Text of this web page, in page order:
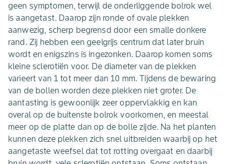
geen symptomen, terwijl de onderliggende bolrok wel
is aangetast. Daarop zijn ronde of ovale plekken
aanwezig, scherp begrensd door een smalle donkere
rand. Zij hebben een geelgrijs centrum dat later bruin
wordt en enigszins is ingezonken. Daarop komen soms
kleine sclerotiën voor. De diameter van de plekken
varieert van 1 tot meer dan 10 mm. Tijdens de bewaring
van de bollen worden deze plekken niet groter. De
aantasting is gewoonlijk zeer oppervlakkig en kan
overal op de buitenste bolrok voorkomen, en meestal
meer op de platte dan op de bolle zijde. Na het planten
kunnen deze plekken zich snel uitbreiden waarbij op het
aangetaste weefsel dat tot rotting overgaat en daarbij